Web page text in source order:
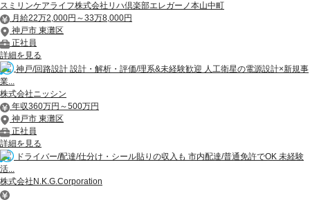
スミリンケアライフ株式会社リハ倶楽部エレガーノ本山中町
月給22万2,000円～33万8,000円
神戸市 東灘区
正社員
詳細を見る
神戸/回路設計 設計・解析・評価/理系&未経験歓迎 人工衛星の電源設計×新規事
業...
株式会社ニッシン
年収360万円～500万円
神戸市 東灘区
正社員
詳細を見る
ドライバー/配達/仕分け・シール貼りの収入も 市内配達/普通免許でOK 未経験
活...
株式会社N.K.G.Corporation